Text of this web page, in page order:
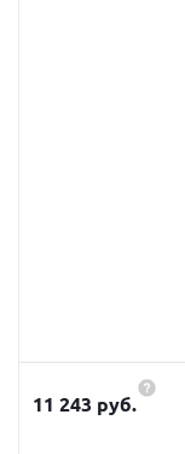
11 243 руб.